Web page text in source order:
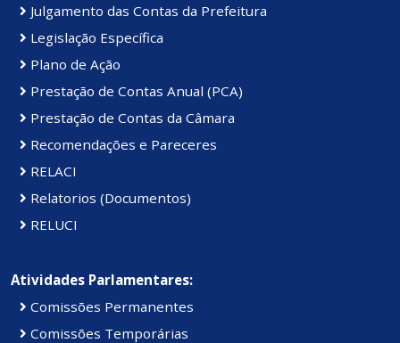
Julgamento das Contas da Prefeitura
Legislação Específica
Plano de Ação
Prestação de Contas Anual (PCA)
Prestação de Contas da Câmara
Recomendações e Pareceres
RELACI
Relatorios (Documentos)
RELUCI
Atividades Parlamentares:
Comissões Permanentes
Comissões Temporárias